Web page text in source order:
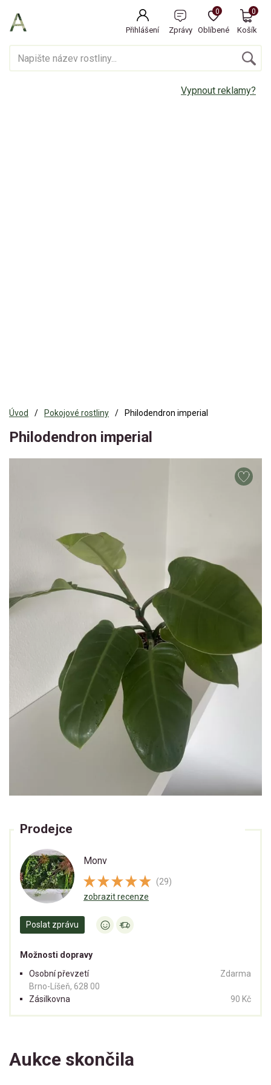
Přihlášení Zprávy Oblíbené
0
Košík
0
Vypnout reklamy?
Úvod Pokojové rostliny Philodendron imperial
Philodendron imperial
Prodejce
Monv
(29)
zobrazit recenze
Poslat zprávu
Možnosti dopravy
Osobní převzetí
Brno-Líšeň, 628 00
Zdarma
Zásilkovna 90 Kč
Aukce skončila